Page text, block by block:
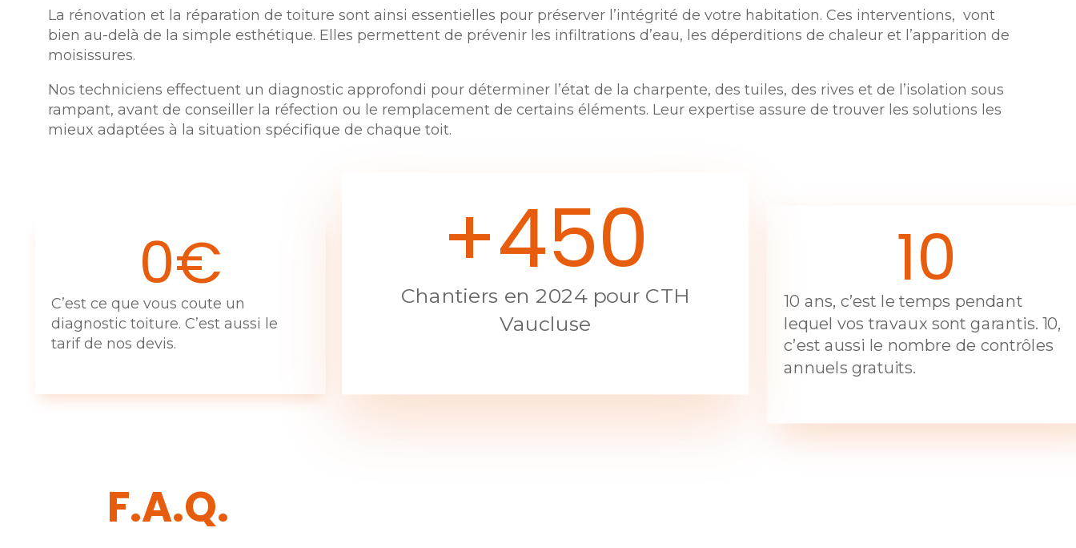
La rénovation et la réparation de toiture sont ainsi essentielles pour préserver l’intégrité de votre habitation. Ces interventions, vont
bien au-delà de la simple esthétique. Elles permettent de prévenir les infiltrations d’eau, les déperditions de chaleur et l’apparition de
moisissures.
Nos techniciens effectuent un diagnostic approfondi pour déterminer l’état de la charpente, des tuiles, des rives et de l’isolation sous
rampant, avant de conseiller la réfection ou le remplacement de certains éléments. Leur expertise assure de trouver les solutions les
mieux adaptées à la situation spécifique de chaque toit.
0€
C’est ce que vous coute un
diagnostic toiture. C’est aussi le
tarif de nos devis.
+450
Chantiers en 2024 pour CTH
Vaucluse
10
10 ans, c’est le temps pendant
lequel vos travaux sont garantis. 10,
c’est aussi le nombre de contrôles
annuels gratuits.
F.A.Q.